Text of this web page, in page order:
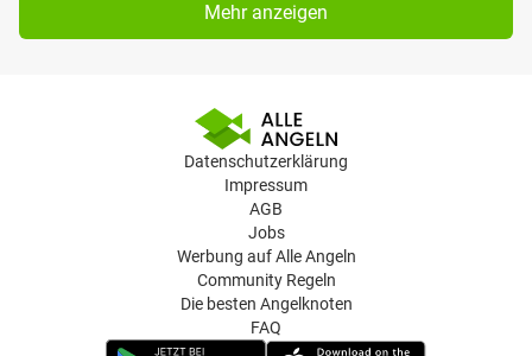
Mehr anzeigen
Datenschutzerklärung
Impressum
AGB
Jobs
Werbung auf Alle Angeln
Community Regeln
Die besten Angelknoten
FAQ